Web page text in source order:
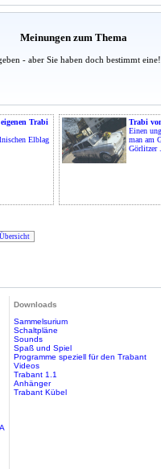
Meinungen zum Thema
- aber Sie haben doch bestimmt eine!
Trabi
Elblag
Trabi
Einen
man am
Görlitzer
Übersicht
Downloads
Sammelsurium
Schaltpläne
Sounds
Spaß und Spiel
Programme speziell für den Trabant
Videos
Trabant 1.1
Anhänger
Trabant Kübel